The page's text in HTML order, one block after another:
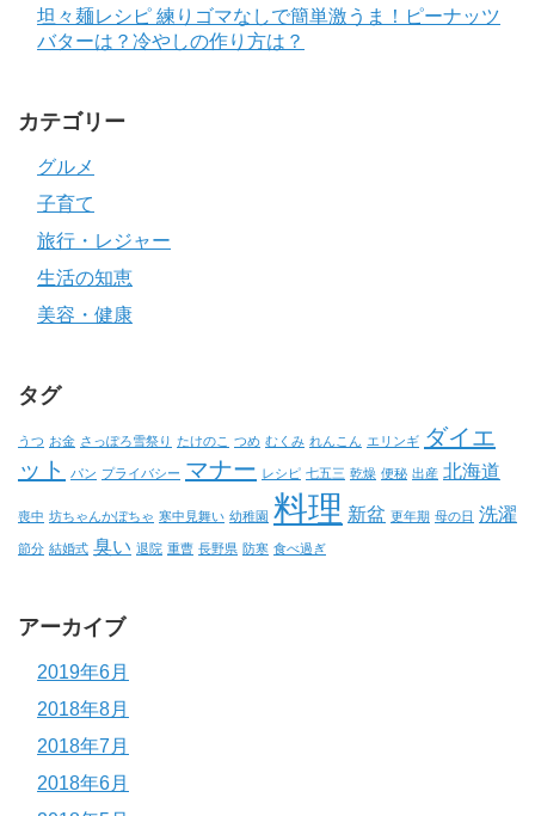
坦々麺レシピ 練りゴマなしで簡単激うま！ピーナッツ
バターは？冷やしの作り方は？
カテゴリー
グルメ
子育て
旅行・レジャー
生活の知恵
美容・健康
タグ
うつ お金 さっぽろ雪祭り たけのこ つめ むくみ れんこん エリンギ ダイエ
ット
パン プライバシー マナー レシピ 七五三 乾燥 便秘 出産 北海道
喪中 坊ちゃんかぼちゃ 寒中見舞い 幼稚園 料理 新盆 更年期 母の日 洗濯
節分 結婚式 臭い 退院 重曹 長野県 防寒 食べ過ぎ
アーカイブ
2019年6月
2018年8月
2018年7月
2018年6月